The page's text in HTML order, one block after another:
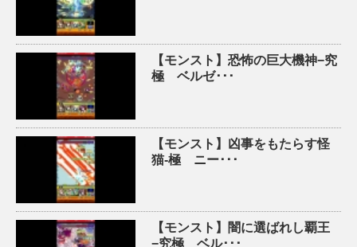
【モンスト】恐怖の巨大機神−究
極 ベルゼ･･･
【モンスト】凶事をもたらす怪
猫-極 ニー･･･
【モンスト】闇に選ばれし覇王
−究極 ベル･･･